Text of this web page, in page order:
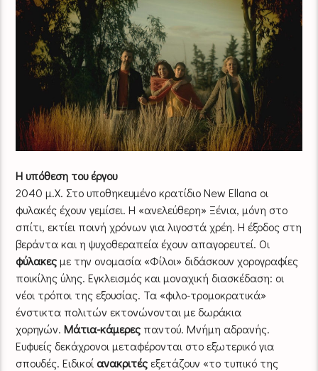
Η υπόθεση του έργου
2040 μ.Χ. Στο υποθηκευμένο κρατίδιο New Εllana οι
φυλακές έχουν γεμίσει. Η «ανελεύθερη» Ξένια, μόνη στο
σπίτι, εκτίει ποινή χρόνων για λιγοστά χρέη. H έξοδος στη
βεράντα και η ψυχοθεραπεία έχουν απαγορευτεί. Οι
φύλακεςμε την ονομασία «Φίλοι» διδάσκουν χορογραφίες
ποικίλης ύλης. Εγκλεισμός και μοναχική διασκέδαση: οι
νέοι τρόποι της εξουσίας. Τα «φιλο-τρομοκρατικά»
ένστικτα πολιτών εκτονώνονται με δωράκια
χορηγών.Μάτια-κάμερες παντού. Μνήμη αδρανής.
Ευφυείς δεκάχρονοι μεταφέρονται στο εξωτερικό για
σπουδές. Ειδικοί ανακριτέςεξετάζουν «το τυπικό της